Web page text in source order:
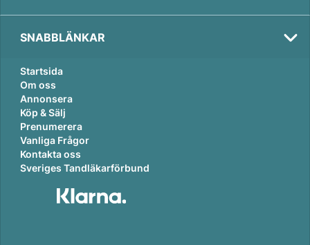
SNABBLÄNKAR
Startsida
Om oss
Annonsera
Köp & Sälj
Prenumerera
Vanliga Frågor
Kontakta oss
Sveriges Tandläkarförbund